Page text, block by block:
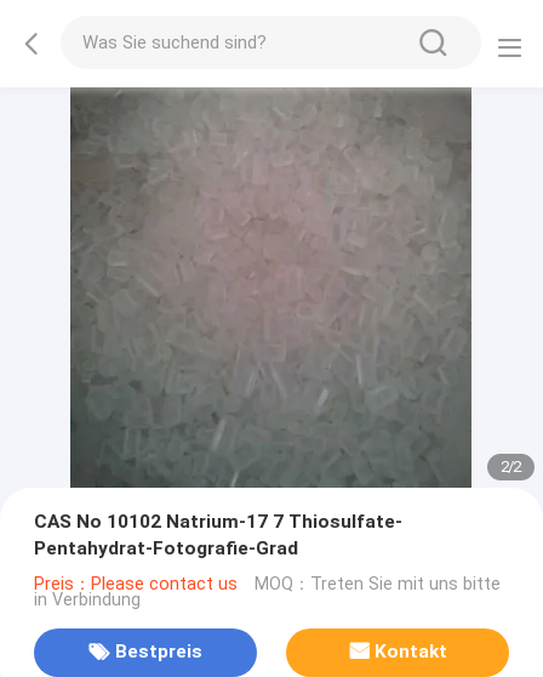
2/2
CAS No 10102 Natrium-17 7 Thiosulfate-
Pentahydrat-Fotografie-Grad
Preis：Please contact us MOQ：Treten Sie mit uns bitte
in Verbindung
Bestpreis Kontakt